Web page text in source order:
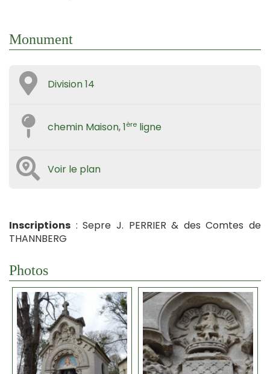
Monument
Division 14
chemin Maison, 1ère ligne
Voir le plan
Inscriptions : Sepre J. PERRIER & des Comtes de
THANNBERG
Photos